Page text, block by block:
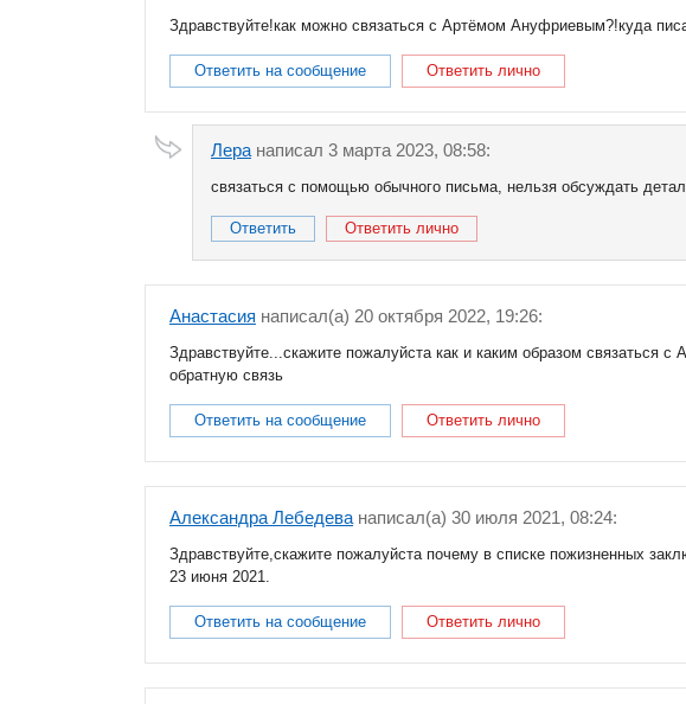
Здравствуйте!как можно связаться с Артёмом Ануфриевым?!куда
Ответить на сообщение Ответить лично
Лера написал 3 марта 2023, 08:58:
связаться с помощью обычного письма, нельзя обсуждать
Ответить Ответить лично
Анастасия написал(a) 20 октября 2022, 19:26:
Здравствуйте...скажите пожалуйста как и каким образом связаться
обратную связь
Ответить на сообщение Ответить лично
Александра Лебедева написал(a) 30 июля 2021, 08:24:
Здравствуйте,скажите пожалуйста почему в списке пожизненных
23 июня 2021.
Ответить на сообщение Ответить лично